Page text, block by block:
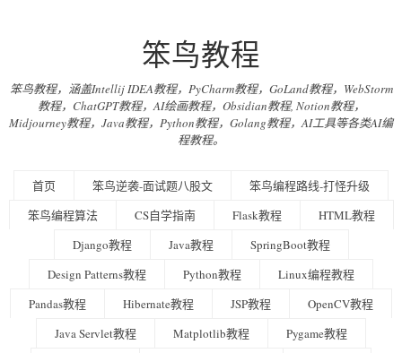
笨鸟教程
笨鸟教程，涵盖Intellij IDEA教程，PyCharm教程，GoLand教程，WebStorm
教程，ChatGPT教程，AI绘画教程，Obsidian教程, Notion教程，
Midjourney教程，Java教程，Python教程，Golang教程，AI工具等各类AI编
程教程。
首页 笨鸟逆袭-面试题八股文
笨鸟编程路线-打怪升级
笨鸟编程算法
CS自学指南 Flask教程
HTML教程
Django教程
Java教程
SpringBoot教程
Design Patterns教程
Python教程
Linux编程教程
Pandas教程
Hibernate教程 JSP教程
OpenCV教程
Java Servlet教程
Matplotlib教程
Pygame教程